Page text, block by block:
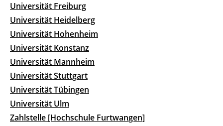
Universität Freiburg
Universität Heidelberg
Universität Hohenheim
Universität Konstanz
Universität Mannheim
Universität Stuttgart
Universität Tübingen
Universität Ulm
Zahlstelle [Hochschule Furtwangen]